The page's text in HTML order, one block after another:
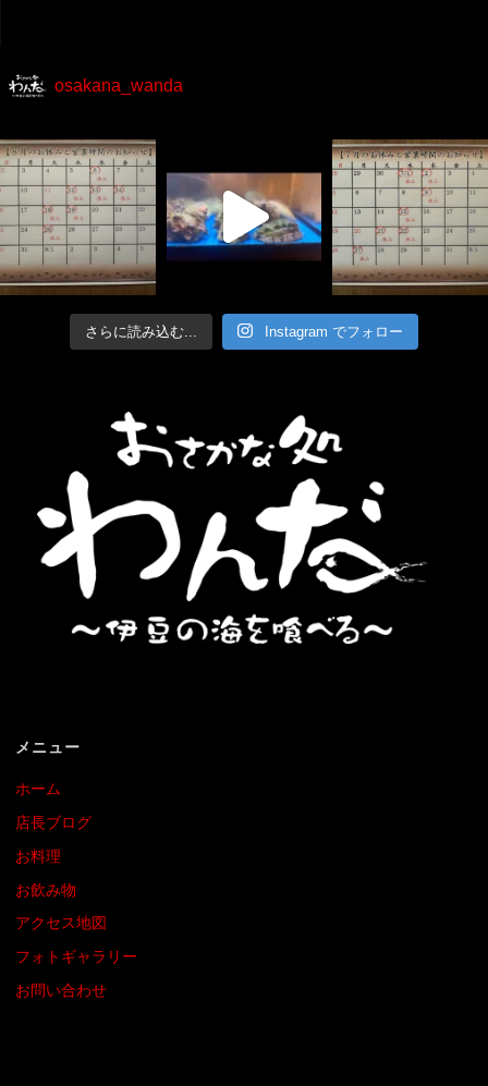
osakana_wanda
さらに読み込む... Instagram でフォロー
メニュー
ホーム
店長ブログ
お料理
お飲み物
アクセス地図
フォトギャラリー
お問い合わせ